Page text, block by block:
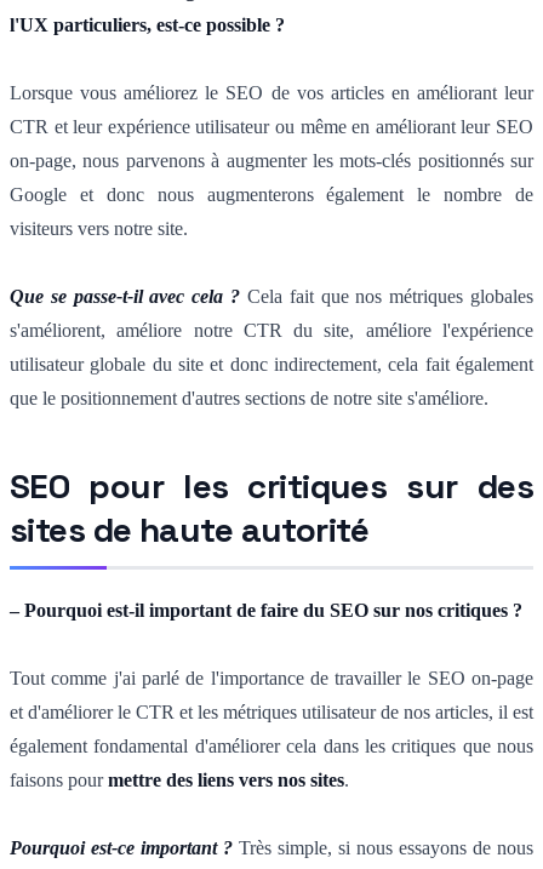
l'UX particuliers, est-ce possible ?
Lorsque vous améliorez le SEO de vos articles en améliorant leur
CTR et leur expérience utilisateur ou même en améliorant leur SEO
on-page, nous parvenons à augmenter les mots-clés positionnés sur
Google et donc nous augmenterons également le nombre de
visiteurs vers notre site.
Que se passe-t-il avec cela ? Cela fait que nos métriques globales
s'améliorent, améliore notre CTR du site, améliore l'expérience
utilisateur globale du site et donc indirectement, cela fait également
que le positionnement d'autres sections de notre site s'améliore.
SEO pour les critiques sur des
sites de haute autorité
– Pourquoi est-il important de faire du SEO sur nos critiques ?
Tout comme j'ai parlé de l'importance de travailler le SEO on-page
et d'améliorer le CTR et les métriques utilisateur de nos articles, il est
également fondamental d'améliorer cela dans les critiques que nous
faisons pourmettre des liens vers nos sites.
Pourquoi est-ce important ? Très simple, si nous essayons de nous